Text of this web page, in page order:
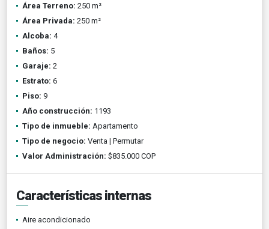
Área Terreno: 250 m²
Área Privada: 250 m²
Alcoba: 4
Baños: 5
Garaje: 2
Estrato: 6
Piso: 9
Año construcción: 1193
Tipo de inmueble: Apartamento
Tipo de negocio: Venta | Permutar
Valor Administración: $835.000 COP
Características internas
Aire acondicionado